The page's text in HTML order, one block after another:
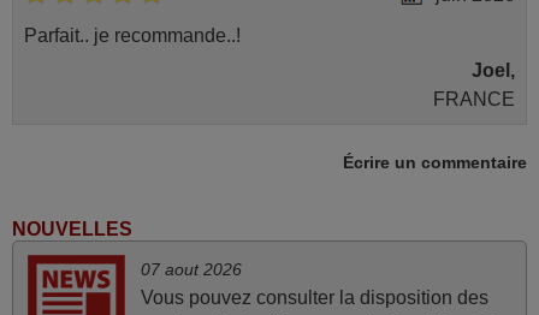
Parfait.. je recommande..!
Joel,
FRANCE
mars 2026
Écrire un commentaire
NOUVELLES
07 aout 2026
Vous pouvez consulter la disposition des